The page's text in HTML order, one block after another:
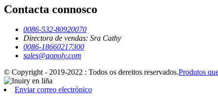
Contacta connosco
0086-532-80920070
Directora de vendas: Sra Cathy
0086-18660217300
sales@aopoly.com
© Copyright - 2019-2022 : Todos os dereitos reservados.Produtos
Enviar correo electrónico